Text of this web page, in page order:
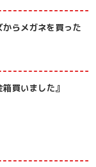
からメガネを買った
買いました』